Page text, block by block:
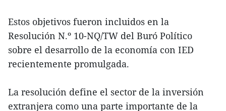
Estos objetivos fueron incluidos en la
Resolución N.º 10-NQ/TW del Buró Político
sobre el desarrollo de la economía con IED
recientemente promulgada.
La resolución define el sector de la inversión
extranjera como una parte importante de la